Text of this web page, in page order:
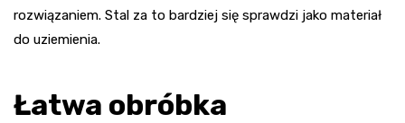
rozwiązaniem. Stal za to bardziej się sprawdzi jako materiał
do uziemienia.
Łatwa obróbka